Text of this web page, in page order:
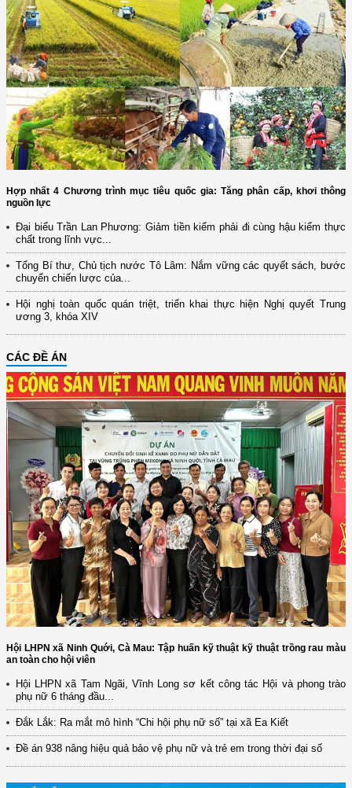
Hợp nhất 4 Chương trình mục tiêu quốc gia: Tăng phân cấp, khơi thông
nguồn lực
Đại biểu Trần Lan Phương: Giảm tiền kiểm phải đi cùng hậu kiểm thực
chất trong lĩnh vực...
Tổng Bí thư, Chủ tịch nước Tô Lâm: Nắm vững các quyết sách, bước
chuyển chiến lược của...
Hội nghị toàn quốc quán triệt, triển khai thực hiện Nghị quyết Trung
ương 3, khóa XIV
CÁC ĐỀ ÁN
Hội LHPN xã Ninh Quới, Cà Mau: Tập huấn kỹ thuật kỹ thuật trồng rau màu
an toàn cho hội viên
Hội LHPN xã Tam Ngãi, Vĩnh Long sơ kết công tác Hội và phong trào
phụ nữ 6 tháng đầu...
Đắk Lắk: Ra mắt mô hình “Chi hội phụ nữ số” tại xã Ea Kiết
Đề án 938 nâng hiệu quả bảo vệ phụ nữ và trẻ em trong thời đại số